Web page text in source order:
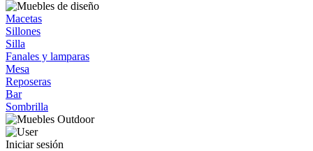
Macetas
Sillones
Silla
Fanales y lamparas
Mesa
Reposeras
Bar
Sombrilla
Iniciar sesión